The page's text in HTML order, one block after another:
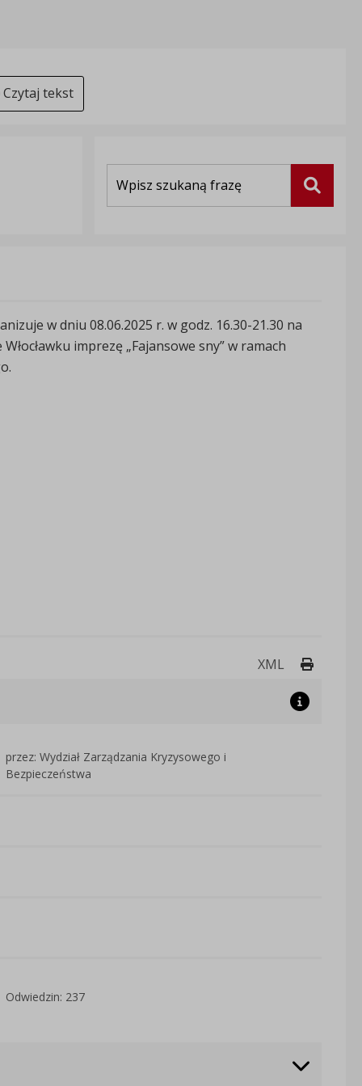
Czytaj tekst
Szukaj
w dniu 08.06.2025 r. w godz. 16.30-21.30 na
imprezę „Fajansowe sny” w ramach
XML Drukuj
przez: Wydział Zarządzania Kryzysowego i
Bezpieczeństwa
Odwiedzin: 237